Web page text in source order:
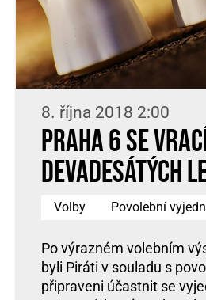
8. října 2018 2:00
Praha 6 se
devadesátých
Volby Povolební
Po výrazném volebním
byli Piráti v souladu s
připraveni účastnit se